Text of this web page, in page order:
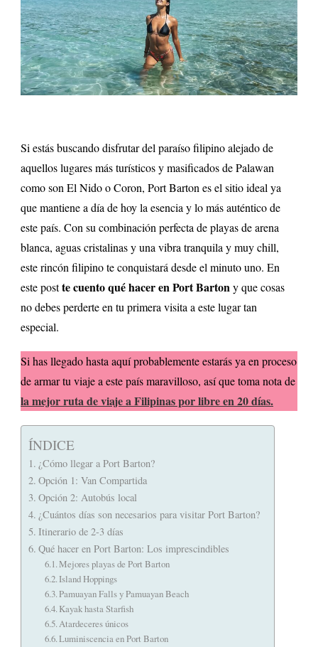
Si estás buscando disfrutar del paraíso filipino alejado de
aquellos lugares más turísticos y masificados de Palawan
como son El Nido o Coron, Port Barton es el sitio ideal ya
que mantiene a día de hoy la esencia y lo más auténtico de
este país. Con su combinación perfecta de playas de arena
blanca, aguas cristalinas y una vibra tranquila y muy chill,
este rincón filipino te conquistará desde el minuto uno. En
este postte cuento qué hacer en Port Bartony que cosas
no debes perderte en tu primera visita a este lugar tan
especial.
Si has llegado hasta aquí probablemente estarás ya en proceso
de armar tu viaje a este país maravilloso, así que toma nota de
la mejor ruta de viaje a Filipinas por libre en 20 días.
ÍNDICE
¿Cómo llegar a Port Barton?
Opción 1: Van Compartida
Opción 2: Autobús local
¿Cuántos días son necesarios para visitar Port Barton?
Itinerario de 2-3 días
Qué hacer en Port Barton: Los imprescindibles
Mejores playas de Port Barton
Island Hoppings
Pamuayan Falls y Pamuayan Beach
Kayak hasta Starfish
Atardeceres únicos
Luminiscencia en Port Barton